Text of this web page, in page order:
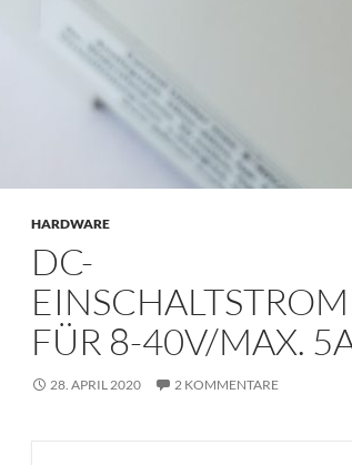
HARDWARE
DC-
FÜR 8-40V/MAX.
28. APRIL 2020 2 KOMMENTARE